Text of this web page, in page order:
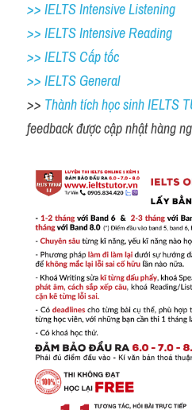
>> IELTS Intensive Listening
>> IELTS Intensive Reading
>> IELTS Cấp tốc
>> IELTS General
>> Thành tích học sinh IELTS
feedback được cập nhật hàng